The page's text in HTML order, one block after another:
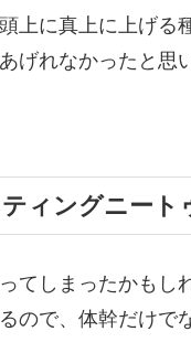
上に真上に上げる
げれなかったと
ィングニート
てしまったかもし
ので、体幹だけで